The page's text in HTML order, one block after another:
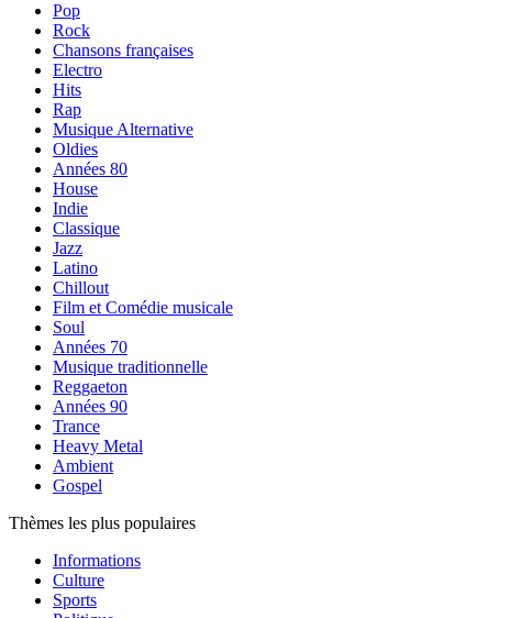
Pop
Rock
Chansons françaises
Electro
Hits
Rap
Musique Alternative
Oldies
Années 80
House
Indie
Classique
Jazz
Latino
Chillout
Film et Comédie musicale
Soul
Années 70
Musique traditionnelle
Reggaeton
Années 90
Trance
Heavy Metal
Ambient
Gospel
Thèmes les plus populaires
Informations
Culture
Sports